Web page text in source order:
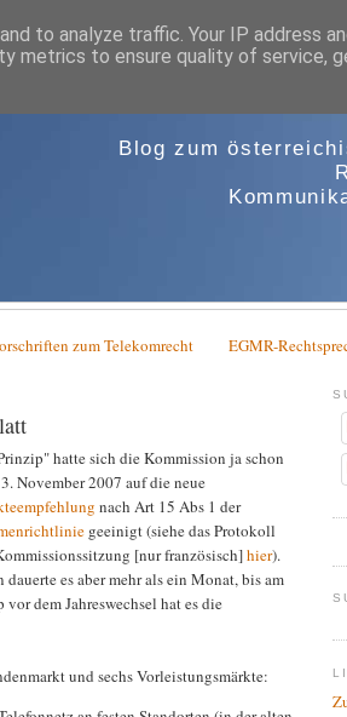
Blog zum
zum Telekomrecht EGMR-
hatte sich die Kommission ja schon
November 2007 auf die neue
nach Art 15 Abs 1 der
geeinigt (siehe das Protokoll
[nur französisch]hier).
dauerte es aber mehr als ein Monat, bis am
dem Jahreswechsel hat es die
und sechs Vorleistungsmärkte:
to analyze traffic. Your IP address
metrics to ensure quality of service,